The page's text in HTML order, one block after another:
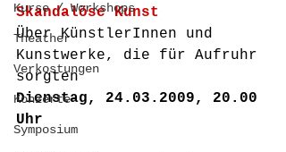
Kurse / Workshops
Theather
Verkostungen
Konzerte
Symposium
Skandalöse Kunst
Über KünstlerInnen und
Kunstwerke, die für Aufruhr
sorgten
Dienstag, 24.03.2009, 20.00
Uhr